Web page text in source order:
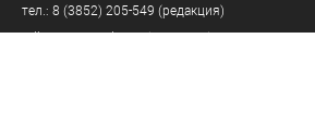
тел.: 8 (3852) 205-549 (редакция)